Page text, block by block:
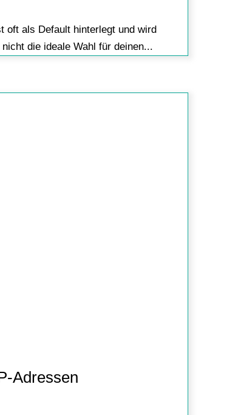
oft als Default hinterlegt und wird
die ideale Wahl für deinen...
Adressen